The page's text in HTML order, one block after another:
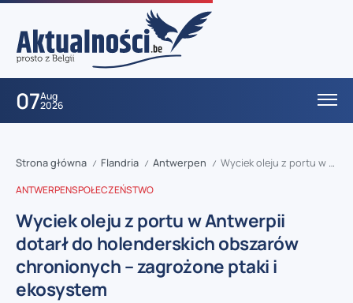
07Aug
2026
Strona główna / Flandria / Antwerpen / Wyciek oleju z portu w Antwerpii dotarł do holenderskich obszarów chronionych – zagrożone ptaki i ekosystem
ANTWERPENSPOŁECZEŃSTWO
Wyciek oleju z portu w Antwerpii
dotarł do holenderskich obszarów
chronionych – zagrożone ptaki i
ekosystem